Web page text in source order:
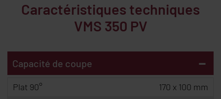
Caractéristiques techniques
VMS 350 PV
Capacité de coupe -
Plat 90°
170 x 100 mm